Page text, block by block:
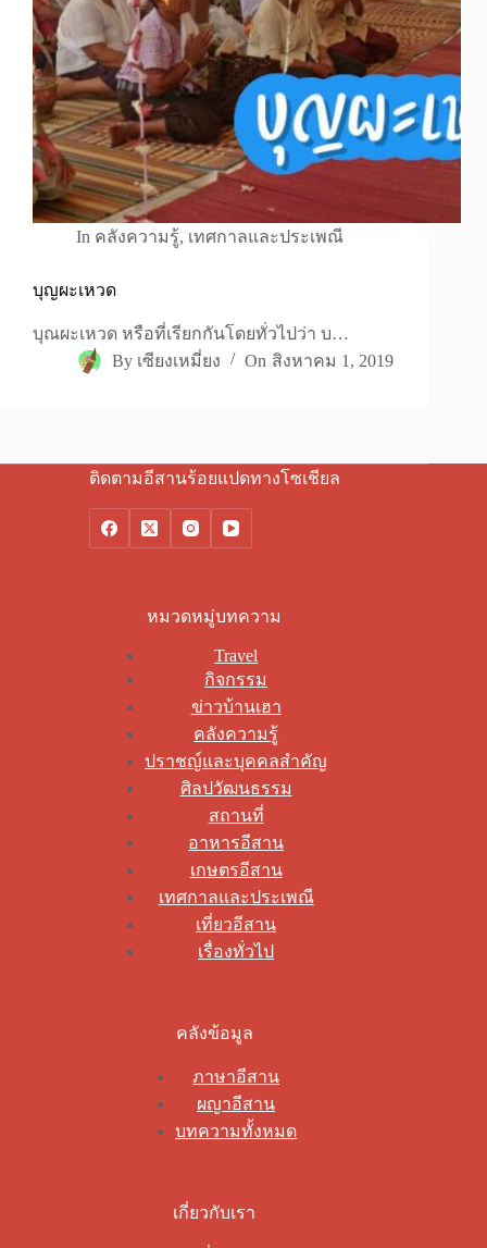
In คลังความรู้, เทศกาลและประเพณี
บุญผะเหวด
บุณผะเหวด หรือที่เรียกกันโดยทั่วไปว่า บ…
By เซียงเหมี่ยง On สิงหาคม 1, 2019
ติดตามอีสานร้อยแปดทางโซเชียล
หมวดหมู่บทความ
Travel
กิจกรรม
ข่าวบ้านเฮา
คลังความรู้
ปราชญ์และบุคคลสำคัญ
ศิลปวัฒนธรรม
สถานที่
อาหารอีสาน
เกษตรอีสาน
เทศกาลและประเพณี
เที่ยวอีสาน
เรื่องทั่วไป
คลังข้อมูล
ภาษาอีสาน
ผญาอีสาน
บทความทั้งหมด
เกี่ยวกับเรา